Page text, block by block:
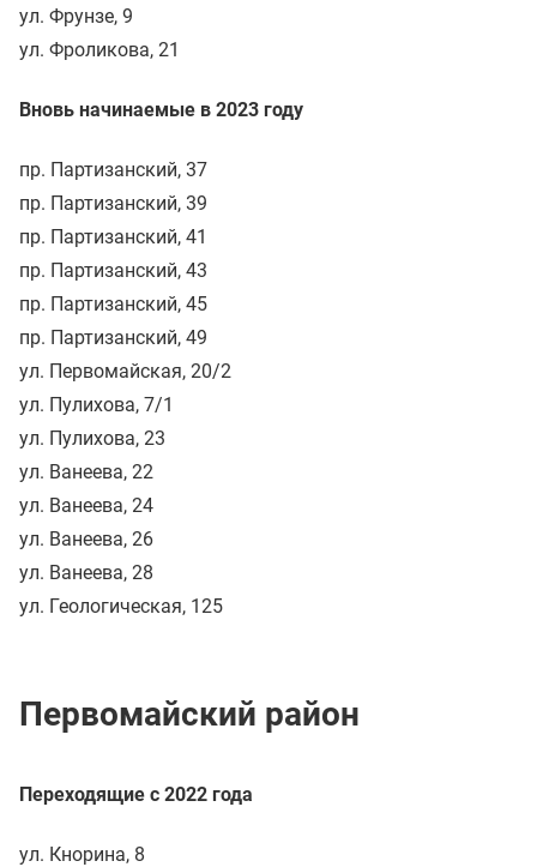
ул. Фрунзе, 9
ул. Фроликова, 21
Вновь начинаемые в 2023 году
пр. Партизанский, 37
пр. Партизанский, 39
пр. Партизанский, 41
пр. Партизанский, 43
пр. Партизанский, 45
пр. Партизанский, 49
ул. Первомайская, 20/2
ул. Пулихова, 7/1
ул. Пулихова, 23
ул. Ванеева, 22
ул. Ванеева, 24
ул. Ванеева, 26
ул. Ванеева, 28
ул. Геологическая, 125
Первомайский район
Переходящие с 2022 года
ул. Кнорина, 8